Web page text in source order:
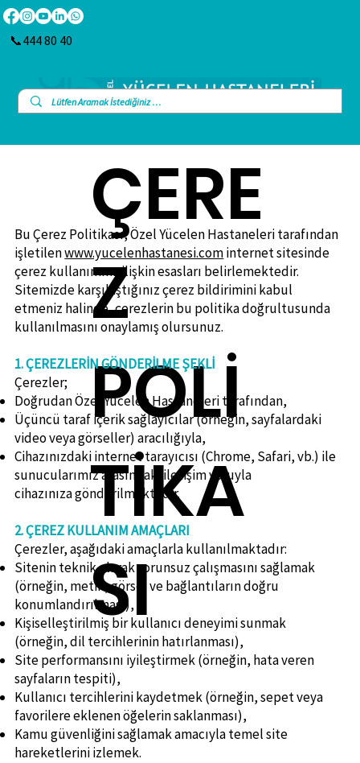
📞444 80 40
ÇERE
Z
POLİ
TİKA
SI
Bu Çerez Politikası, Özel Yücelen Hastaneleri tarafından
işletilenwww.yucelenhastanesi.cominternet sitesinde
çerez kullanımına ilişkin esasları belirlemektedir.
Sitemizde karşılaştığınız çerez bildirimini kabul
etmeniz halinde, çerezlerin bu politika doğrultusunda
kullanılmasını onaylamış olursunuz.
1. ÇEREZLERİN GÖNDERİLME ŞEKLİ
Çerezler;
Doğrudan Özel Yücelen Hastaneleri tarafından,
Üçüncü taraf içerik sağlayıcılar (örneğin, sayfalardaki
video veya görseller) aracılığıyla,
Cihazınızdaki internet tarayıcısı (Chrome, Safari, vb.) ile
sunucularımız arasındaki iletişim yoluyla
cihazınıza gönderilmektedir.
2. ÇEREZ KULLANIM AMAÇLARI
Çerezler, aşağıdaki amaçlarla kullanılmaktadır:
Sitenin teknik olarak sorunsuz çalışmasını sağlamak
(örneğin, metin, görsel ve bağlantıların doğru
konumlandırılması),
Kişiselleştirilmiş bir kullanıcı deneyimi sunmak
(örneğin, dil tercihlerinin hatırlanması),
Site performansını iyileştirmek (örneğin, hata veren
sayfaların tespiti),
Kullanıcı tercihlerini kaydetmek (örneğin, sepet veya
favorilere eklenen öğelerin saklanması),
Kamu güvenliğini sağlamak amacıyla temel site
hareketlerini izlemek.